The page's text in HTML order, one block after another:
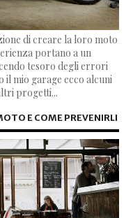
di creare la loro moto
portano a un
tesoro degli errori
il mio garage ecco alcuni
progetti...
E COME PREVENIRLI